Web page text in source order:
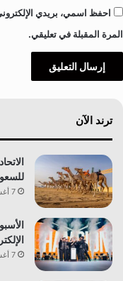
احفظ اسمي، بريدي
المرة المقبلة في تعليقي.
ترند الآن
7 أغسطس، 2026
7 أغسطس، 2026